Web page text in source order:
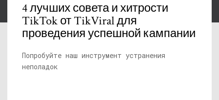
4 лучших совета и хитрости
TikTok от TikViral для
проведения успешной кампании
Попробуйте наш инструмент устранения
неполадок